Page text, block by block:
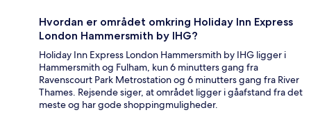
Hvordan er området omkring Holiday Inn Express
London Hammersmith by IHG?
Holiday Inn Express London Hammersmith by IHG ligger i
Hammersmith og Fulham, kun 6 minutters gang fra
Ravenscourt Park Metrostation og 6 minutters gang fra River
Thames. Rejsende siger, at området ligger i gåafstand fra det
meste og har gode shoppingmuligheder.